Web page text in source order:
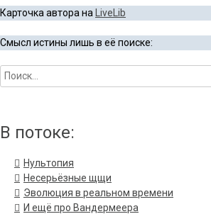
Карточка автора на LiveLib
Смысл истины лишь в её поиске:
В потоке:
Нультопия
Несерьёзные щщи
Эволюция в реальном времени
И ещё про Вандермеера